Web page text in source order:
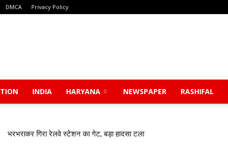
DMCA Privacy Policy
Safidon
INDIA HARYANA NEWSPAPER RASHIFAL
भरभराकर गिरा रेलवे स्टेशन का गेट, बड़ा हादसा टला